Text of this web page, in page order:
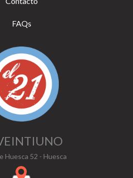
FAQs
Huesca 52 - Huesca